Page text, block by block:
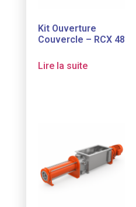
Kit Ouverture
Couvercle – RCX 48
Lire la suite